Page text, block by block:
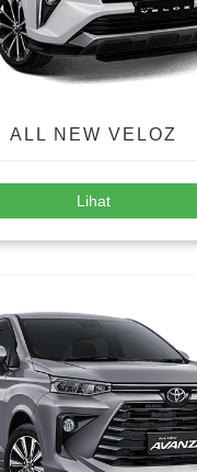
ALL NEW VELOZ
Lihat